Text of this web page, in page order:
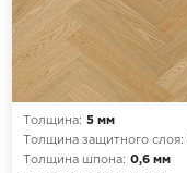
Толщина: 5 мм
Толщина защитного слоя:
Толщина шпона: 0,6 мм